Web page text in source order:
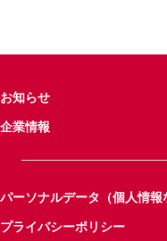
お知らせ
企業情報
パーソナルデータ（個人情報
プライバシーポリシー